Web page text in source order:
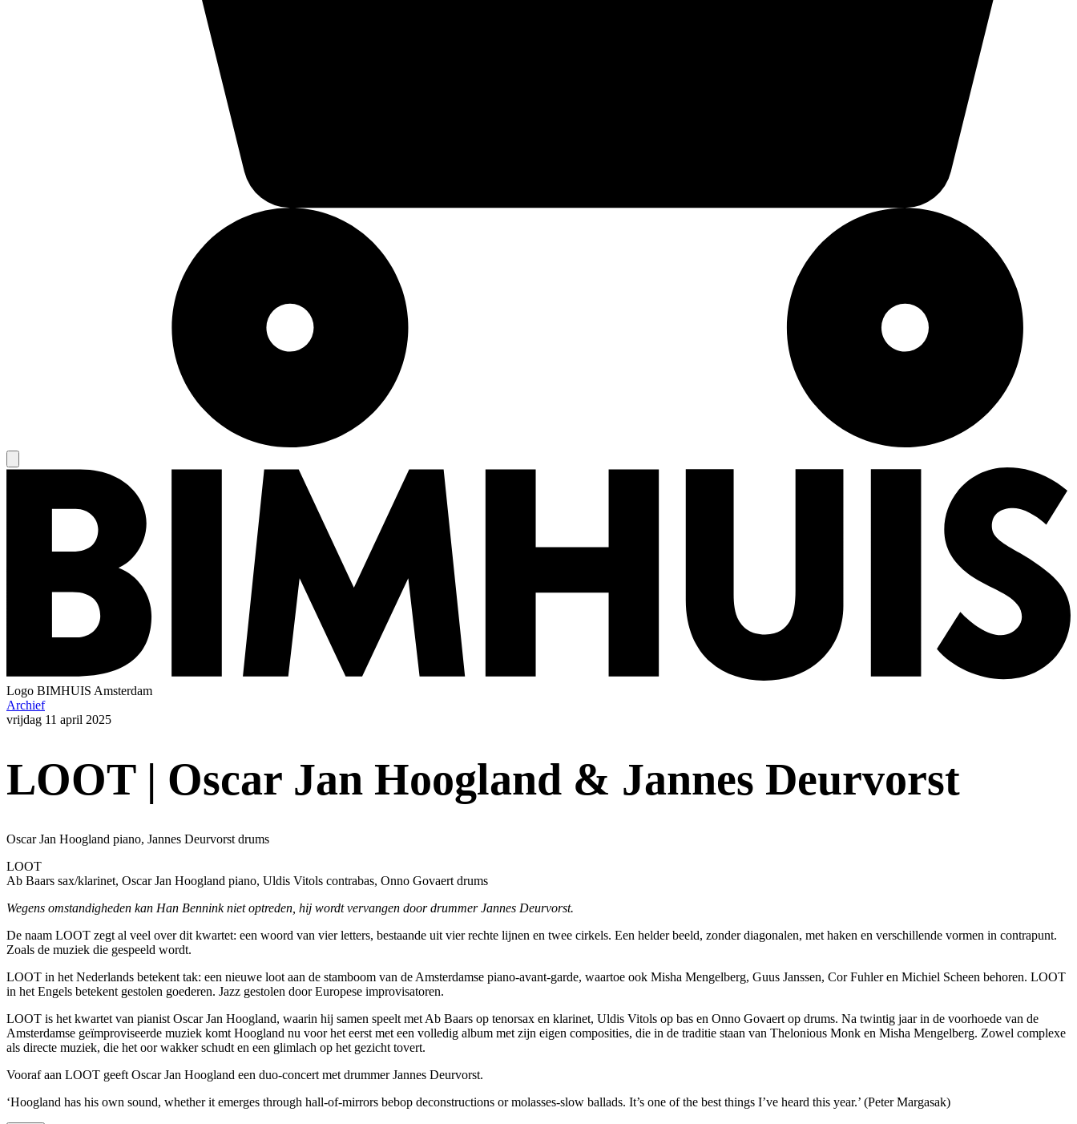
Logo BIMHUIS Amsterdam
Archief
vrijdag 11 april 2025
LOOT | Oscar Jan Hoogland & Jannes Deurvorst
Oscar Jan Hoogland piano, Jannes Deurvorst drums
LOOT
Ab Baars sax/klarinet, Oscar Jan Hoogland piano, Uldis Vitols contrabas, Onno Govaert drums
Wegens omstandigheden kan Han Bennink niet optreden, hij wordt vervangen door drummer Jannes Deurvorst.
De naam LOOT zegt al veel over dit kwartet: een woord van vier letters, bestaande uit vier rechte lijnen en twee cirkels. Een helder beeld, zonder diagonalen, met haken en verschillende vormen in contrapunt.
Zoals de muziek die gespeeld wordt.
LOOT in het Nederlands betekent tak: een nieuwe loot aan de stamboom van de Amsterdamse piano-avant-garde, waartoe ook Misha Mengelberg, Guus Janssen, Cor Fuhler en Michiel Scheen behoren. LOOT
in het Engels betekent gestolen goederen. Jazz gestolen door Europese improvisatoren.
LOOT is het kwartet van pianist Oscar Jan Hoogland, waarin hij samen speelt met Ab Baars op tenorsax en klarinet, Uldis Vitols op bas en Onno Govaert op drums. Na twintig jaar in de voorhoede van de
Amsterdamse geïmproviseerde muziek komt Hoogland nu voor het eerst met een volledig album met zijn eigen composities, die in de traditie staan van Thelonious Monk en Misha Mengelberg. Zowel complexe
als directe muziek, die het oor wakker schudt en een glimlach op het gezicht tovert.
Vooraf aan LOOT geeft Oscar Jan Hoogland een duo-concert met drummer Jannes Deurvorst.
‘Hoogland has his own sound, whether it emerges through hall-of-mirrors bebop deconstructions or molasses-slow ballads. It’s one of the best things I’ve heard this year.’ (Peter Margasak)